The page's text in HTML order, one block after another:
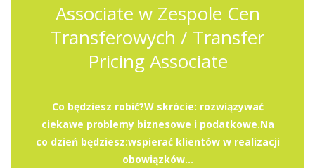
Associate w Zespole Cen
Transferowych / Transfer
Pricing Associate
Co będziesz robić?W skrócie: rozwiązywać
ciekawe problemy biznesowe i podatkowe.Na
co dzień będziesz:wspierać klientów w realizacji
obowiązków...